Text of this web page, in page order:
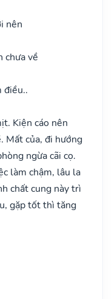
nên
chưa về
điều..
Kiện cáo nên
Mất của, đi hướng
ngừa cãi cọ.
làm chậm, lâu la
chất cung này trì
gặp tốt thì tăng